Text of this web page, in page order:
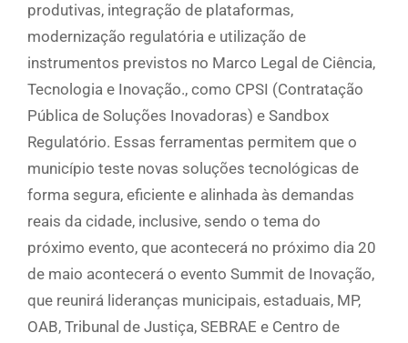
produtivas, integração de plataformas,
modernização regulatória e utilização de
instrumentos previstos no Marco Legal de Ciência,
Tecnologia e Inovação., como CPSI (Contratação
Pública de Soluções Inovadoras) e Sandbox
Regulatório. Essas ferramentas permitem que o
município teste novas soluções tecnológicas de
forma segura, eficiente e alinhada às demandas
reais da cidade, inclusive, sendo o tema do
próximo evento, que acontecerá no próximo dia 20
de maio acontecerá o evento Summit de Inovação,
que reunirá lideranças municipais, estaduais, MP,
OAB, Tribunal de Justiça, SEBRAE e Centro de